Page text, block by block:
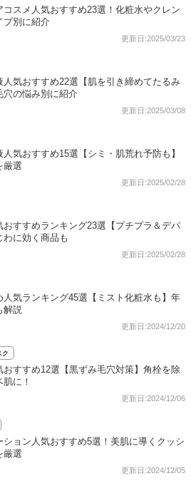
コスメ人気おすすめ23選！化粧水やクレン
プ別に紹介
更新日:2025/03/23
人気おすすめ22選【肌を引き締めてたるみ
穴の悩み別に紹介
更新日:2025/03/08
気おすすめ15選【シミ・肌荒れ予防も】
厳選
更新日:2025/02/28
おすすめランキング23選【プチプラ＆デパ
わに効く商品も
更新日:2025/02/28
人気ランキング45選【ミスト化粧水も】年
解説
更新日:2024/12/20
ク
おすすめ12選【黒ずみ毛穴対策】角栓を除
に！
更新日:2024/12/06
ション人気おすすめ5選！美肌に導くクッシ
厳選
更新日:2024/12/05